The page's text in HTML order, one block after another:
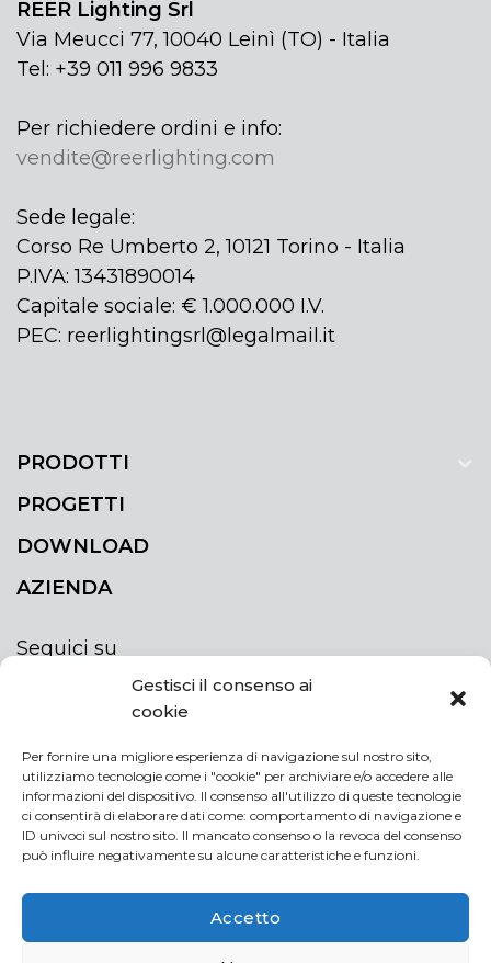
Gestisci il consenso ai
cookie
Per fornire una migliore esperienza di navigazione sul nostro sito,
utilizziamo tecnologie come i "cookie" per archiviare e/o accedere alle
informazioni del dispositivo. Il consenso all'utilizzo di queste tecnologie
ci consentirà di elaborare dati come: comportamento di navigazione e
ID univoci sul nostro sito. Il mancato consenso o la revoca del consenso
può influire negativamente su alcune caratteristiche e funzioni.
Accetto
REER Lighting Srl
Via Meucci 77, 10040 Leinì (TO) - Italia
Tel: +39 011 996 9833
Per richiedere ordini e info:
vendite@reerlighting.com
Sede legale:
Corso Re Umberto 2, 10121 Torino - Italia
P.IVA: 13431890014
Capitale sociale: € 1.000.000 I.V.
PEC: reerlightingsrl@legalmail.it
PRODOTTI
PROGETTI
DOWNLOAD
AZIENDA
Seguici su
ISCRIVITI ALLA NEWSLETTER
Rimani sempre aggiornato iscrivendoti alla
newsletter
NEWSLETTER
If